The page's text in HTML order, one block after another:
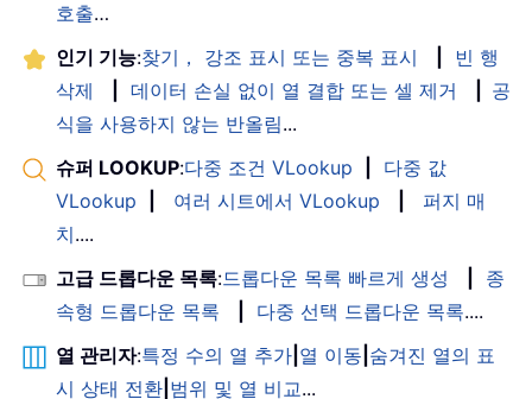
호출…
인기 기능:찾기， 강조 표시 또는 중복 표시
빈 행
삭제
데이터 손실 없이 열 결합 또는 셀 제거
공
식을 사용하지 않는 반올림...
슈퍼 LOOKUP:다중 조건 VLookup
다중 값
VLookup
여러 시트에서 VLookup
퍼지 매
치....
고급 드롭다운 목록:드롭다운 목록 빠르게 생성
종
속형 드롭다운 목록
다중 선택 드롭다운 목록....
열 관리자:특정 수의 열 추가 열 이동 숨겨진 열의 표
시 상태 전환 범위 및 열 비교...